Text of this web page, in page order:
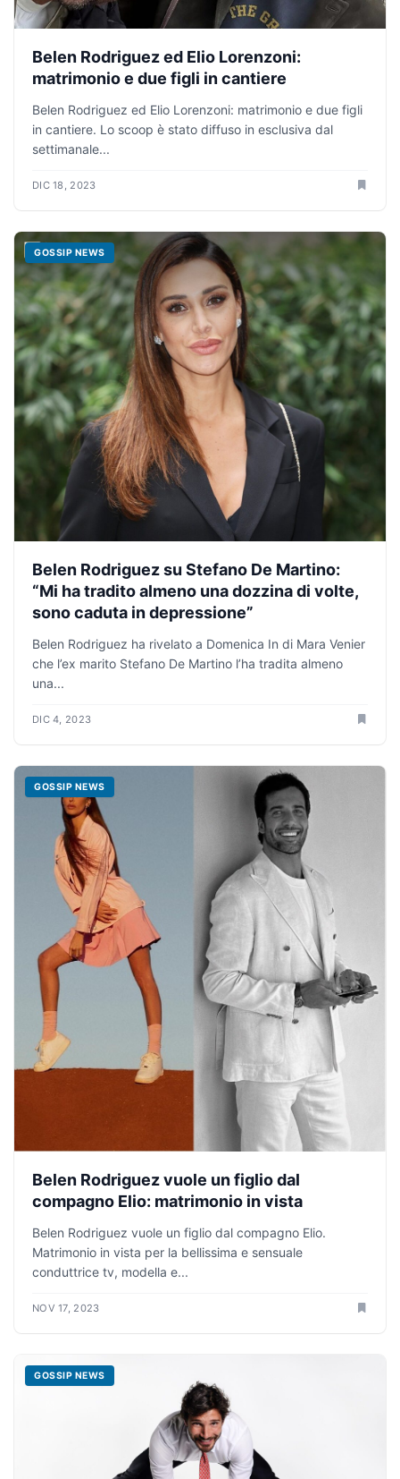
Belen Rodriguez ed Elio Lorenzoni:
matrimonio e due figli in cantiere
Belen Rodriguez ed Elio Lorenzoni: matrimonio e due figli
in cantiere. Lo scoop è stato diffuso in esclusiva dal
settimanale...
DIC 18, 2023
GOSSIP NEWS
Belen Rodriguez su Stefano De Martino:
“Mi ha tradito almeno una dozzina di volte,
sono caduta in depressione”
Belen Rodriguez ha rivelato a Domenica In di Mara Venier
che l’ex marito Stefano De Martino l’ha tradita almeno
una...
DIC 4, 2023
GOSSIP NEWS
Belen Rodriguez vuole un figlio dal
compagno Elio: matrimonio in vista
Belen Rodriguez vuole un figlio dal compagno Elio.
Matrimonio in vista per la bellissima e sensuale
conduttrice tv, modella e...
NOV 17, 2023
GOSSIP NEWS